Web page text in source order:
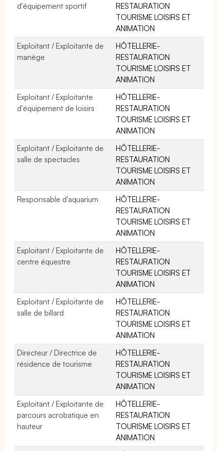
d'équipement sportif
RESTAURATION
TOURISME LOISIRS ET
ANIMATION
Exploitant / Exploitante de
manège
HÔTELLERIE-
RESTAURATION
TOURISME LOISIRS ET
ANIMATION
Exploitant / Exploitante
d'équipement de loisirs
HÔTELLERIE-
RESTAURATION
TOURISME LOISIRS ET
ANIMATION
Exploitant / Exploitante de
salle de spectacles
HÔTELLERIE-
RESTAURATION
TOURISME LOISIRS ET
ANIMATION
Responsable d'aquarium
HÔTELLERIE-
RESTAURATION
TOURISME LOISIRS ET
ANIMATION
Exploitant / Exploitante de
centre équestre
HÔTELLERIE-
RESTAURATION
TOURISME LOISIRS ET
ANIMATION
Exploitant / Exploitante de
salle de billard
HÔTELLERIE-
RESTAURATION
TOURISME LOISIRS ET
ANIMATION
Directeur / Directrice de
résidence de tourisme
HÔTELLERIE-
RESTAURATION
TOURISME LOISIRS ET
ANIMATION
Exploitant / Exploitante de
parcours acrobatique en
hauteur
HÔTELLERIE-
RESTAURATION
TOURISME LOISIRS ET
ANIMATION